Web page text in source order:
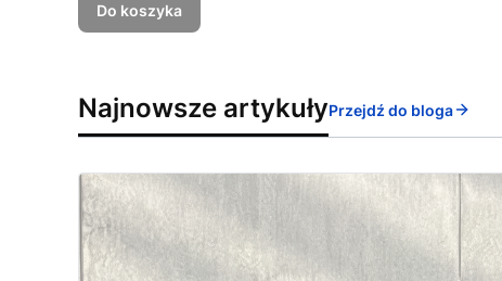
Do koszyka
Najnowsze artykułyPrzejdź do bloga